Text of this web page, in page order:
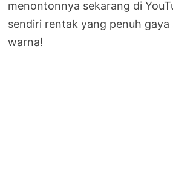
menontonnya sekarang di
sendiri rentak yang penuh gaya
warna!